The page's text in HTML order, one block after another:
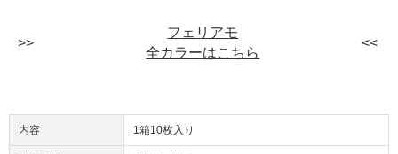
フェリアモ
全カラーはこちら
内容 1箱10枚入り